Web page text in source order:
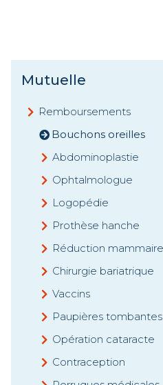
Mutuelle
Remboursements
Bouchons oreilles
Abdominoplastie
Ophtalmologue
Logopédie
Prothèse hanche
Réduction mammaire
Chirurgie bariatrique
Vaccins
Paupières tombantes
Opération cataracte
Contraception